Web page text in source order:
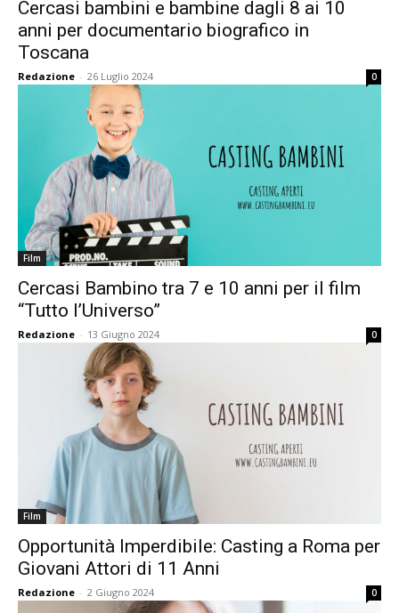
Cercasi bambini e bambine dagli 8 ai 10
anni per documentario biografico in
Toscana
Redazione - 26 Luglio 2024 0
Film
Cercasi Bambino tra 7 e 10 anni per il film
“Tutto l’Universo”
Redazione - 13 Giugno 2024 0
Film
Opportunità Imperdibile: Casting a Roma per
Giovani Attori di 11 Anni
Redazione - 2 Giugno 2024 0